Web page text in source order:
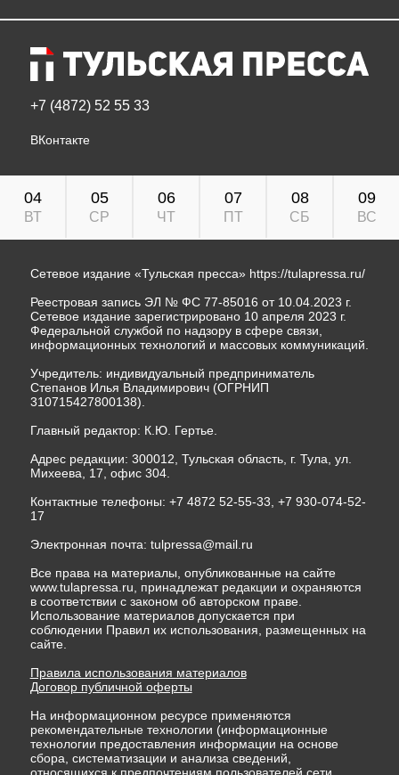
+7 (4872) 52 55 33
ВКонтакте
04
ВТ
05
СР
06
ЧТ
07
ПТ
08
СБ
09
ВС
Сетевое издание «Тульская пресса» https://tulapressa.ru/
Реестровая запись ЭЛ № ФС 77-85016 от 10.04.2023 г.
Сетевое издание зарегистрировано 10 апреля 2023 г.
Федеральной службой по надзору в сфере связи,
информационных технологий и массовых коммуникаций.
Учредитель: индивидуальный предприниматель
Степанов Илья Владимирович (ОГРНИП
310715427800138).
Главный редактор: К.Ю. Гертье.
Адрес редакции: 300012, Тульская область, г. Тула, ул.
Михеева, 17, офис 304.
Контактные телефоны: +7 4872 52-55-33, +7 930-074-52-
17
Электронная почта: tulpressa@mail.ru
Все права на материалы, опубликованные на сайте
www.tulapressa.ru, принадлежат редакции и охраняются
в соответствии с законом об авторском праве.
Использование материалов допускается при
соблюдении Правил их использования, размещенных на
сайте.
Правила использования материалов
Договор публичной оферты
На информационном ресурсе применяются
рекомендательные технологии (информационные
технологии предоставления информации на основе
сбора, систематизации и анализа сведений,